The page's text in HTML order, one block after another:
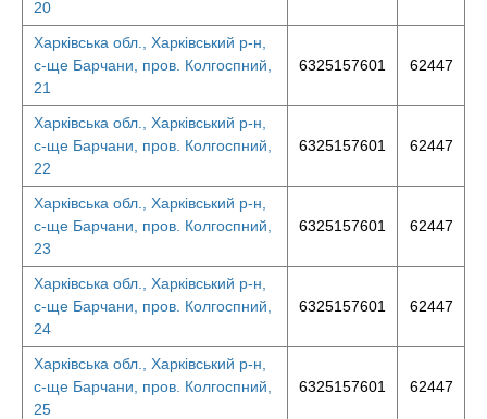
20
Харківська обл., Харківський р-н,
с-ще Барчани, пров. Колгоспний,
21
6325157601 62447
Харківська обл., Харківський р-н,
с-ще Барчани, пров. Колгоспний,
22
6325157601 62447
Харківська обл., Харківський р-н,
с-ще Барчани, пров. Колгоспний,
23
6325157601 62447
Харківська обл., Харківський р-н,
с-ще Барчани, пров. Колгоспний,
24
6325157601 62447
Харківська обл., Харківський р-н,
с-ще Барчани, пров. Колгоспний,
25
6325157601 62447